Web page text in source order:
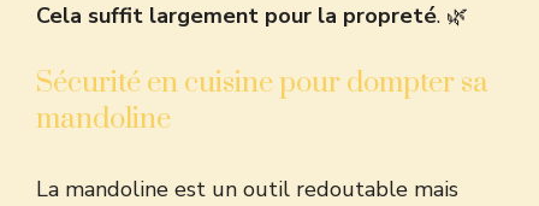
Cela suffit largement pour la propreté. 🌿
Sécurité en cuisine pour dompter sa
mandoline
La mandoline est un outil redoutable mais